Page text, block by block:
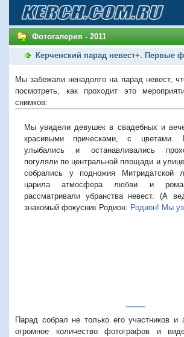
Фотогалерия - 2011
Керченский парад невест+. Первые
Мы забежали ненадолго на парад невест,
посмотреть, как проходит это
снимков:
Мы увидели девушек в свадебных и
красивыми прическами, с цветами.
улыбались и останавливались
погуляли по центральной площади и
собрались у подножия Митридатской
царила атмосфера любви и
рассматривали убранства невест. (А
знакомый фокусник Родион. Родион! Мы
Парад собрал не только его участников и
огромное количество фотографов и